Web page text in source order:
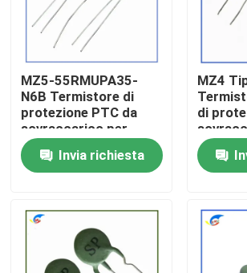
Controllo della qualità
Contattaci
Notizie
Casi
Termistore del ptc
Chip di riscaldamento PTC
MZ5-55RMUPA35-
N6B Termistore di
protezione PTC da
sovraccarico per
prodotti di controllo
del ventoInvia richiesta
MZ4
di